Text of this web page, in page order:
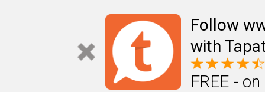
Follow
with
FREE -